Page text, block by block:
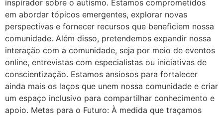
inspirador sobre o autismo. Estamos comprometidos
em abordar tópicos emergentes, explorar novas
perspectivas e fornecer recursos que beneficiem nossa
comunidade. Além disso, pretendemos expandir nossa
interação com a comunidade, seja por meio de eventos
online, entrevistas com especialistas ou iniciativas de
conscientização. Estamos ansiosos para fortalecer
ainda mais os laços que unem nossa comunidade e criar
um espaço inclusivo para compartilhar conhecimento e
apoio. Metas para o Futuro: À medida que traçamos